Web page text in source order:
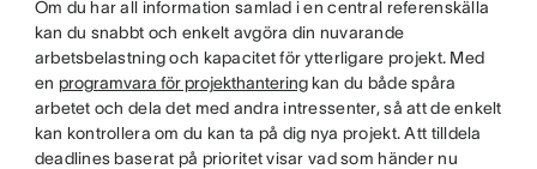
Om du har all information samlad i en central referenskälla
kan du snabbt och enkelt avgöra din nuvarande
arbetsbelastning och kapacitet för ytterligare projekt. Med
en programvara för projekthanteringkan du både spåra
arbetet och dela det med andra intressenter, så att de enkelt
kan kontrollera om du kan ta på dig nya projekt. Att tilldela
deadlines baserat på prioritet visar vad som händer nu